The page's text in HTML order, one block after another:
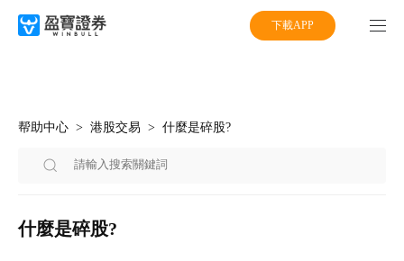
下載APP
帮助中心 港股交易 什麼是碎股?
什麼是碎股?